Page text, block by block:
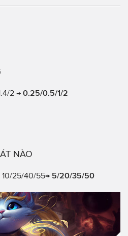
2 → 0.25/0.5/1/2
NÀO
10/25/40/55→ 5/20/35/50